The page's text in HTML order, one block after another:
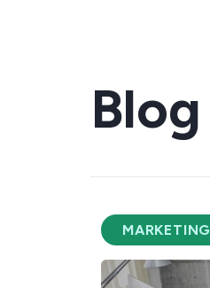
Blog
MARKETING